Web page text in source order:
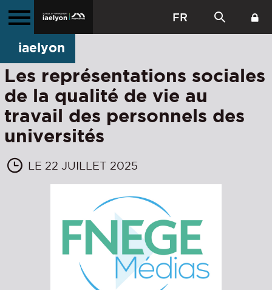
FR
iaelyon
Les représentations sociales
de la qualité de vie au
travail des personnels des
universités
LE 22 JUILLET 2025